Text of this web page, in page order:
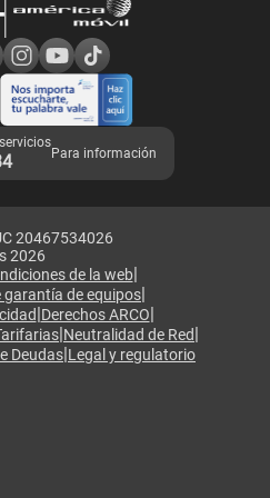
Claro
Para información
20467534026
2026
de la web|
garantía de equipos|
|Derechos ARCO|
|Neutralidad de Red|
Deudas|Legal y regulatorio